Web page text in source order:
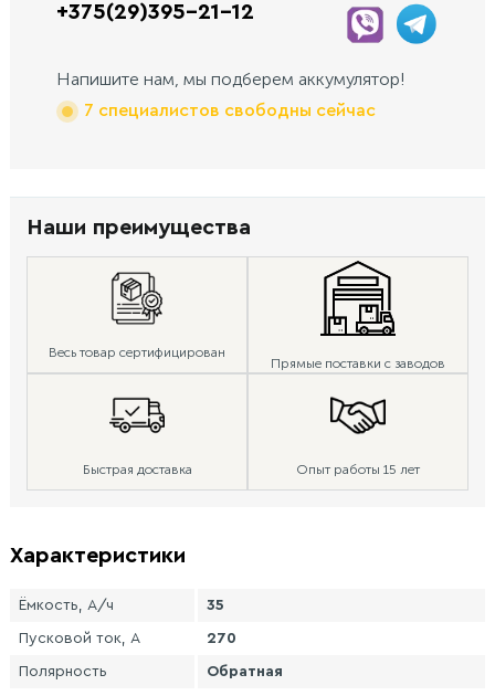
+375(29)395-21-12
Напишите нам, мы подберем аккумулятор!
7 специалистов свободны сейчас
Наши преимущества
Весь товар сертифицирован
Прямые поставки с заводов
Быстрая доставка Опыт работы 15 лет
Характеристики
Ёмкость, А/ч 35
Пусковой ток, А 270
Полярность Обратная